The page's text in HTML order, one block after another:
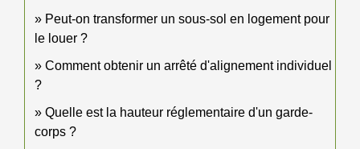
Peut-on transformer un sous-sol en logement pour
le louer ?
Comment obtenir un arrêté d'alignement individuel
?
Quelle est la hauteur réglementaire d'un garde-
corps ?